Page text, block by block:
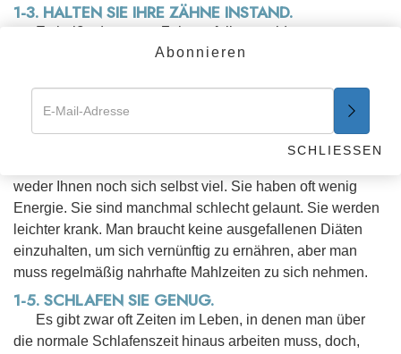
1-3. HALTEN SIE IHRE ZÄHNE INSTAND.
Es heißt, dass man Zahnverfall vermeidet, wenn man
sich nach jeder Mahlzeit die Zähne putzt. Auf diese Weise
Regen Sie andere an, ihre Zähne instand zu halten.
1-4. ERNÄHREN SIE SICH VERNÜNFTIG
weder Ihnen noch sich selbst viel. Sie haben oft wenig
Energie. Sie sind manchmal schlecht gelaunt. Sie werden
leichter krank. Man braucht keine ausgefallenen Diäten
einzuhalten, um sich vernünftig zu ernähren, aber man
muss regelmäßig nahrhafte Mahlzeiten zu sich nehmen.
1-5. SCHLAFEN SIE GENUG.
Es gibt zwar oft Zeiten im Leben, in denen man über
die normale Schlafenszeit hinaus arbeiten muss, doch,
Abonnieren
SCHLIESSEN